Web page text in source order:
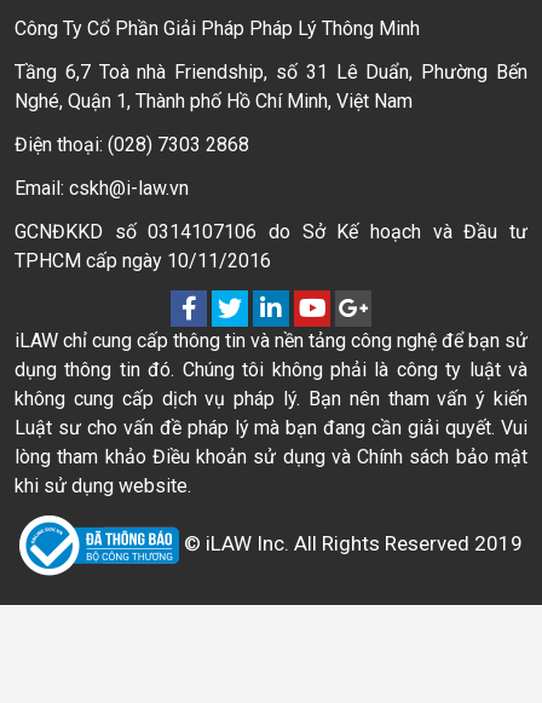
Công Ty Cổ Phần Giải Pháp Pháp Lý Thông Minh
Tầng 6,7 Toà nhà Friendship, số 31 Lê Duẩn, Phường Bến
Nghé, Quận 1, Thành phố Hồ Chí Minh, Việt Nam
Điện thoại: (028) 7303 2868
Email: cskh@i-law.vn
GCNĐKKD số 0314107106 do Sở Kế hoạch và Đầu tư
TPHCM cấp ngày 10/11/2016
iLAW chỉ cung cấp thông tin và nền tảng công nghệ để bạn sử
dụng thông tin đó. Chúng tôi không phải là công ty luật và
không cung cấp dịch vụ pháp lý. Bạn nên tham vấn ý kiến
Luật sư cho vấn đề pháp lý mà bạn đang cần giải quyết. Vui
lòng tham khảo Điều khoản sử dụng và Chính sách bảo mật
khi sử dụng website.
© iLAW Inc. All Rights Reserved 2019